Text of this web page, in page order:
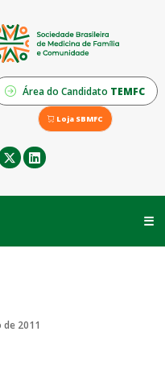
Área do Candidato TEMFC
Loja SBMFC
☰
2011